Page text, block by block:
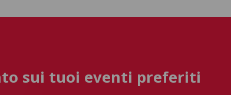
sui tuoi eventi preferiti